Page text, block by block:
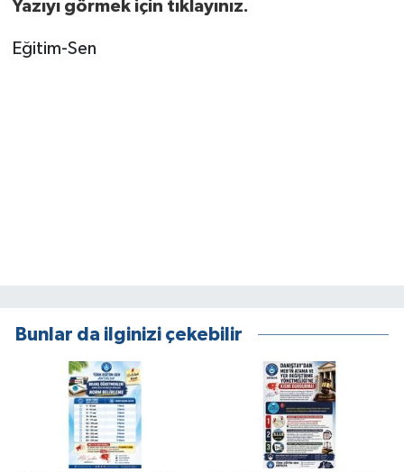
Yazıyı görmek için tıklayınız.
Eğitim-Sen
Bunlar da ilginizi çekebilir